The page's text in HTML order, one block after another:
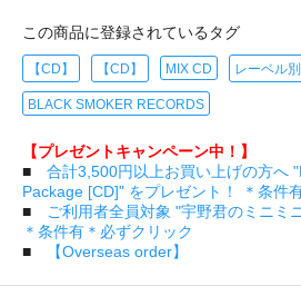
この商品に登録されているタグ
【CD】 【CD】 MIX CD レーベル別
BLACK SMOKER RECORDS
【プレゼントキャンペーン中！】
■ 合計3,500円以上お買い上げの方へ
Package [CD]" をプレゼント！ ＊条件
■
ご利用者全員対象 "宇野君のミニミ
＊条件有＊必ずクリック
■
【Overseas order】